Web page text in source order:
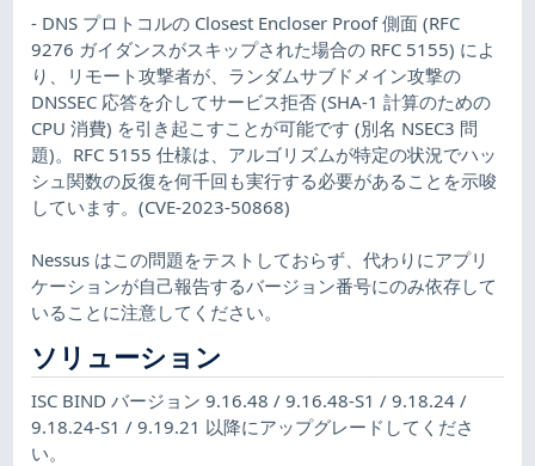
- DNS プロトコルの Closest Encloser Proof 側面 (RFC
9276 ガイダンスがスキップされた場合の RFC 5155) によ
り、リモート攻撃者が、ランダムサブドメイン攻撃の
DNSSEC 応答を介してサービス拒否 (SHA-1 計算のための
CPU 消費) を引き起こすことが可能です (別名 NSEC3 問
題)。RFC 5155 仕様は、アルゴリズムが特定の状況でハッ
シュ関数の反復を何千回も実行する必要があることを示唆
しています。(CVE-2023-50868)
Nessus はこの問題をテストしておらず、代わりにアプリ
ケーションが自己報告するバージョン番号にのみ依存して
いることに注意してください。
ソリューション
ISC BIND バージョン 9.16.48 / 9.16.48-S1 / 9.18.24 /
9.18.24-S1 / 9.19.21 以降にアップグレードしてくださ
い。